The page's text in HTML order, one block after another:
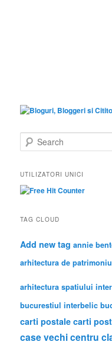
e
r
c
h
UTILIZATORI UNICI
TAG CLOUD
Add new tag annie
arhitectura de patrimoniu
arhitectura spatiului
bucurestiul interbelic
carti postale carti
case vechicentru